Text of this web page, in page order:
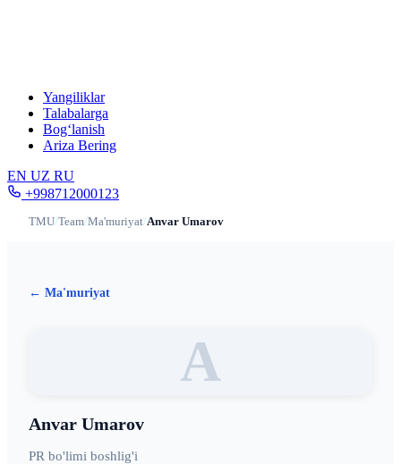
Yangiliklar
Talabalarga
Bog‘lanish
Ariza Bering
EN UZ RU
+998712000123
TMU/Team/Ma'muriyat/Anvar Umarov
← Ma'muriyat
A
Anvar Umarov
PR bo'limi boshlig'i